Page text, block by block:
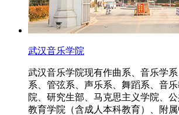
武汉音乐学院
武汉音乐学院现有作曲系、音乐学
系、管弦系、声乐系、舞蹈系、音
院、研究生部、马克思主义学院、
教育学院（含成人本科教育）、附